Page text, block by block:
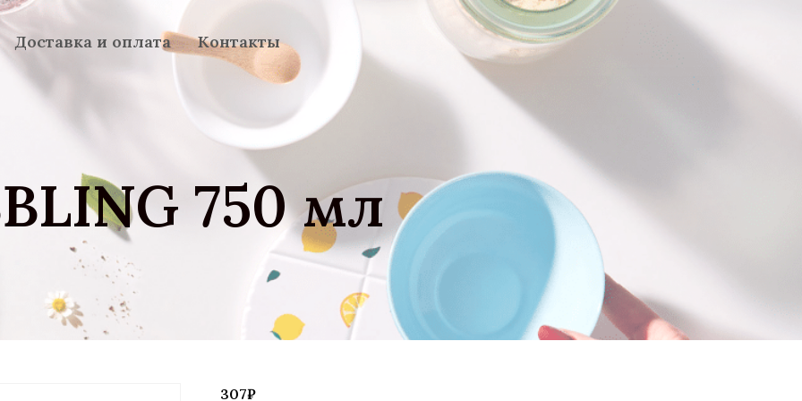
Доставка и оплата Контакты
750 мл
307₽